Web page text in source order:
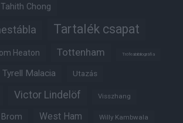
Tahith Chong
Tartalék csapat
Heaton Tottenham Trófeabibliográfia
Tyrell Malacia Utazás
Victor Lindelöf Visszhang
West Ham Willy Kambwala